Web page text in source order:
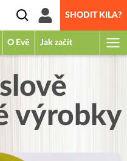
SHODIT KILA?
O Evě Jak začít
výrobky